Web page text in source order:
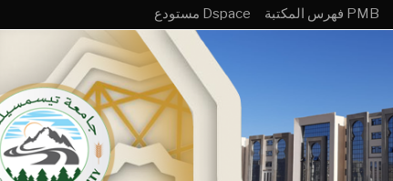
PMB فهرس المكتبة Dspace مستودع